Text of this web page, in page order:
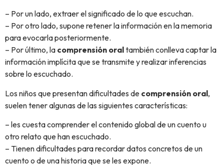
– Por un lado, extraer el significado de lo que escuchan.
– Por otro lado, supone retener la información en la memoria
para evocarla posteriormente.
– Por último, la comprensión oraltambién conlleva captar la
información implícita que se transmite y realizar inferencias
sobre lo escuchado.
Los niños que presentan dificultades de comprensión oral,
suelen tener algunas de las siguientes características:
– les cuesta comprender el contenido global de un cuento u
otro relato que han escuchado.
– Tienen dificultades para recordar datos concretos de un
cuento o de una historia que se les expone.